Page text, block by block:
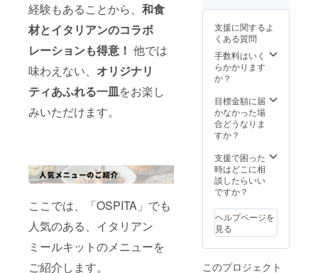
経験もあることから、 和食
材とイタリアンのコラボ
レーションも得意！ 他では
味わえない、 オリジナリ
ティあふれる一皿をお楽し
みいただけます。
ここでは、「OSPITA」でも
人気のある、イタリアン
ミールキットのメニューを
ご紹介します。
（290g
×1PC）
・濃厚
ウニの
カルボ
(190g×
1PC) ・
茸と
マッ
シュ
ルーム
リー
（250g
×1PC）
・牡蠣
ラ
(190g×
1PC) ・
ポル
マッ
シュ
ルーム
(250g×
1PC）
・ボ
ロー
ムとと
うもろ
こしの
チーズ
く場合
があり
ます。
お断り
させて
いただ
いても
返金は
いたし
ラシ送
付先
「OSPI
TA」 東
代田区
九段南
１丁目
４−２
ビル 2F
はご負
だきま
す。 ※
ネット
ワーク
販売や
メージ
が相違
する場
合等、
お断り
させて
いただ
く場合
ます。
お断り
させて
いただ
合にお
チラシ
「OSPI
TA」に
2000枚
まで送
付いた
す。 ※
チラシ
送付費
用はご
ただき
ます。
※ネット
ワーク
企業イ
メージ
が相違
する場
掲載を
支援に関するよ
くある質問
手数料はいく
らかかります
か？
目標金額に届
かなかった場
合どうなりま
すか？
支援で困った
時はどこに相
談したらいい
ですか？
ヘルプページを
見る
このプロジェクト